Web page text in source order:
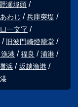
野瀬埠頭
わじ
兵庫突堤
一文字
旧波門崎燈籠堂
港 福良
浦港
浜
坂越漁港